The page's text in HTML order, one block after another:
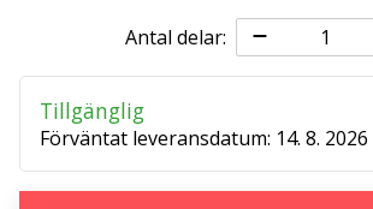
blogg, en
Facebook-
sida
eller
Antal delar:
Tillgänglig
Förväntat leveransdatum: 14. 8. 2026